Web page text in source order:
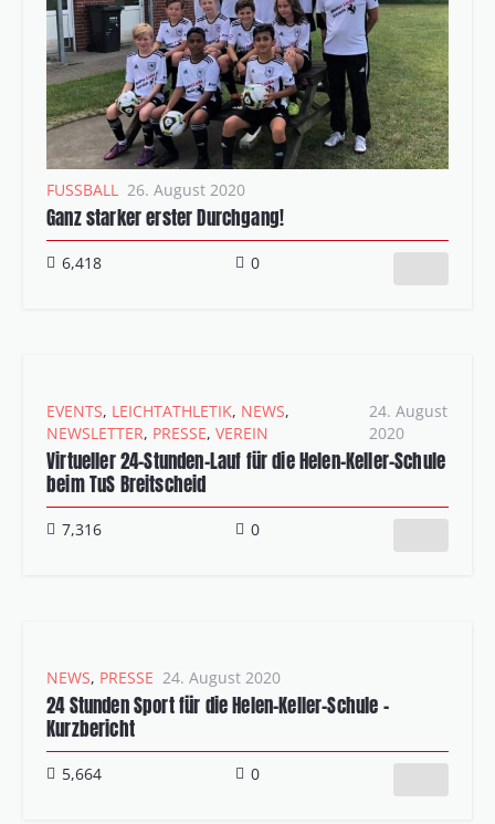
FUSSBALL 26. August 2020
Ganz starker erster Durchgang!
6,418 0
EVENTS, LEICHTATHLETIK, NEWS,
NEWSLETTER, PRESSE, VEREIN
24. August
2020
Virtueller 24-Stunden-Lauf für die Helen-Keller-Schule
beim TuS Breitscheid
7,316 0
NEWS, PRESSE 24. August 2020
24 Stunden Sport für die Helen-Keller-Schule –
Kurzbericht
5,664 0